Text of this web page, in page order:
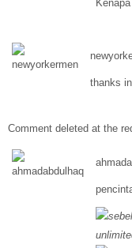
thanks
Comment deleted at the